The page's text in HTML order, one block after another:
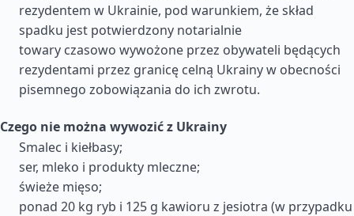
rezydentem w Ukrainie, pod warunkiem, że skład
spadku jest potwierdzony notarialnie
towary czasowo wywożone przez obywateli będących
rezydentami przez granicę celną Ukrainy w obecności
pisemnego zobowiązania do ich zwrotu.
Czego nie można wywozić z Ukrainy
Smalec i kiełbasy;
ser, mleko i produkty mleczne;
świeże mięso;
ponad 20 kg ryb i 125 g kawioru z jesiotra (w przypadku